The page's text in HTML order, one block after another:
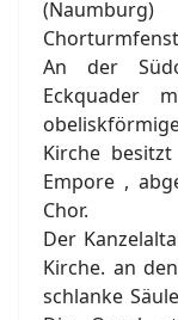
An der
Eckquader
Kirche
Empore ,
Chor.
Der
Kirche. an
schlanke